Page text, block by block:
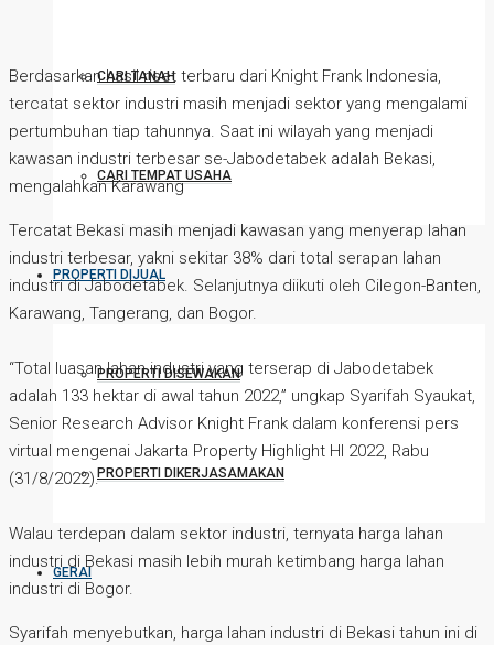
CARI TANAH
CARI TEMPAT USAHA
PROPERTI DIJUAL
PROPERTI DISEWAKAN
PROPERTI DIKERJASAMAKAN
GERAI
Berdasarkan hasil riset terbaru dari Knight Frank Indonesia,
tercatat sektor industri masih menjadi sektor yang mengalami
pertumbuhan tiap tahunnya. Saat ini wilayah yang menjadi
kawasan industri terbesar se-Jabodetabek adalah Bekasi,
mengalahkan Karawang
Tercatat Bekasi masih menjadi kawasan yang menyerap lahan
industri terbesar, yakni sekitar 38% dari total serapan lahan
industri di Jabodetabek. Selanjutnya diikuti oleh Cilegon-Banten,
Karawang, Tangerang, dan Bogor.
“Total luasan lahan industri yang terserap di Jabodetabek
adalah 133 hektar di awal tahun 2022,” ungkap Syarifah Syaukat,
Senior Research Advisor Knight Frank dalam konferensi pers
virtual mengenai Jakarta Property Highlight HI 2022, Rabu
(31/8/2022).
Walau terdepan dalam sektor industri, ternyata harga lahan
industri di Bekasi masih lebih murah ketimbang harga lahan
industri di Bogor.
Syarifah menyebutkan, harga lahan industri di Bekasi tahun ini di